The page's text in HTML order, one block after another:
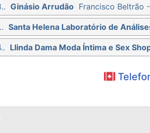
Ginásio Arrudão Francisco Beltrão
Santa Helena Laboratório de
Llinda Dama Moda Íntima e Sex